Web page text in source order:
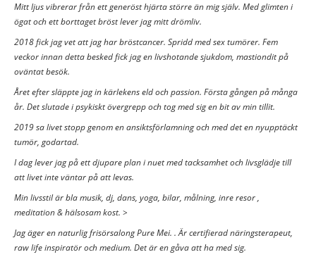
Mitt ljus vibrerar från ett generöst hjärta större än mig själv. Med glimten i
ögat och ett borttaget bröst lever jag mitt drömliv.
2018 fick jag vet att jag har bröstcancer. Spridd med sex tumörer. Fem
veckor innan detta besked fick jag en livshotande sjukdom, mastiondit på
oväntat besök.
Året efter släppte jag in kärlekens eld och passion. Första gången på många
år. Det slutade i psykiskt övergrepp och tog med sig en bit av min tillit.
2019 sa livet stopp genom en ansiktsförlamning och med det en nyupptäckt
tumör, godartad.
I dag lever jag på ett djupare plan i nuet med tacksamhet och livsglädje till
att livet inte väntar på att levas.
Min livsstil är bla musik, dj, dans, yoga, bilar, målning, inre resor ,
meditation & hälsosam kost. >
Jag äger en naturlig frisörsalong Pure Mei. . Är certifierad näringsterapeut,
raw life inspiratör och medium. Det är en gåva att ha med sig.